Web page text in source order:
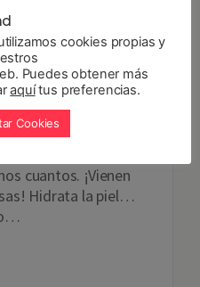
llegaría.
toca limpiar a fondo.
te has dejado un
productos de
esas manchas no
los remedios de
Cuestan
cuantos. ¡Vienen
Hidrata la piel…
cookies propias y
Puedes obtener más
aquítus preferencias.
Cookies